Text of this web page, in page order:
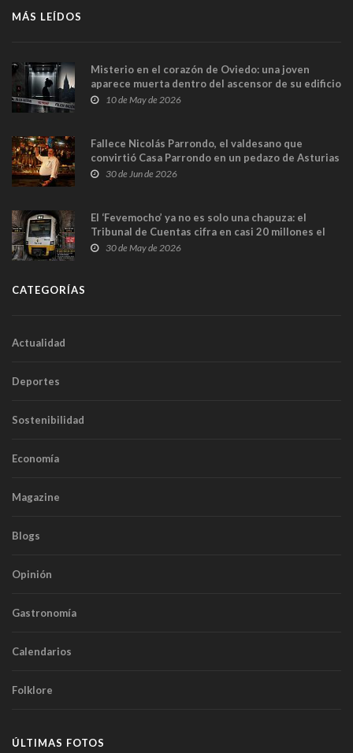
MÁS LEÍDOS
Misterio en el corazón de Oviedo: una joven
aparece muerta dentro del ascensor de su edificio
y las cámaras captan sus últimos minutos
10 de May de 2026
Fallece Nicolás Parrondo, el valdesano que
convirtió Casa Parrondo en un pedazo de Asturias
en Madrid
30 de Jun de 2026
El ‘Fevemocho’ ya no es solo una chapuza: el
Tribunal de Cuentas cifra en casi 20 millones el
sobrecoste de los trenes que no cabían por los
30 de May de 2026
CATEGORÍAS
Actualidad
Deportes
Sostenibilidad
Economía
Magazine
Blogs
Opinión
Gastronomía
Calendarios
Folklore
ÚLTIMAS FOTOS